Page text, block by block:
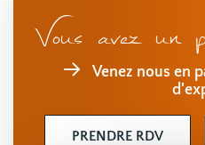
Vous avez un
Venez nous en
PRENDRE RDV